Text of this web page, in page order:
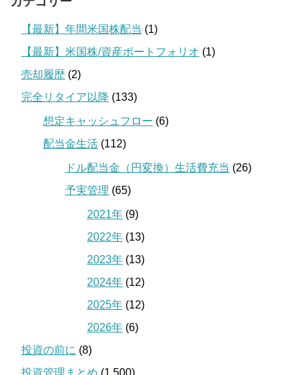
【最新】年間米国株配当 (1)
【最新】米国株/資産ポートフォリオ (1)
売却履歴 (2)
完全リタイア以降 (133)
想定キャッシュフロー (6)
配当金生活 (112)
ドル配当金（円変換）生活費充当 (26)
予実管理 (65)
2021年 (9)
2022年 (13)
2023年 (13)
2024年 (12)
2025年 (12)
2026年 (6)
投資の前に (8)
投資管理まとめ (1,500)